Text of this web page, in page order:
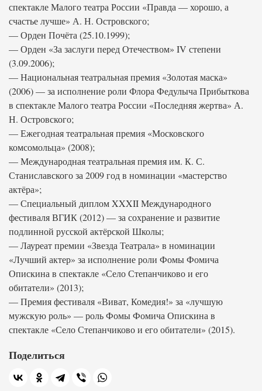
спектакле Малого театра России «Правда — хорошо, а
счастье лучше» А. Н. Островского;
— Орден Почёта (25.10.1999);
— Орден «За заслуги перед Отечеством» IV степени
(3.09.2006);
— Национальная театральная премия «Золотая маска»
(2006) — за исполнение роли Флора Федулыча Прибыткова
в спектакле Малого театра России «Последняя жертва» А.
Н. Островского;
— Ежегодная театральная премия «Московского
комсомольца» (2008);
— Международная театральная премия им. К. С.
Станиславского за 2009 год в номинации «мастерство
актёра»;
— Специальный диплом XXXII Международного
фестиваля ВГИК (2012) — за сохранение и развитие
подлинной русской актёрской Школы;
— Лауреат премии «Звезда Театрала» в номинации
«Лучший актер» за исполнение роли Фомы Фомича
Опискина в спектакле «Село Степанчиково и его
обитатели» (2013);
— Премия фестиваля «Виват, Комедия!» за «лучшую
мужскую роль» — роль Фомы Фомича Опискина в
спектакле «Село Степанчиково и его обитатели» (2015).
Поделиться